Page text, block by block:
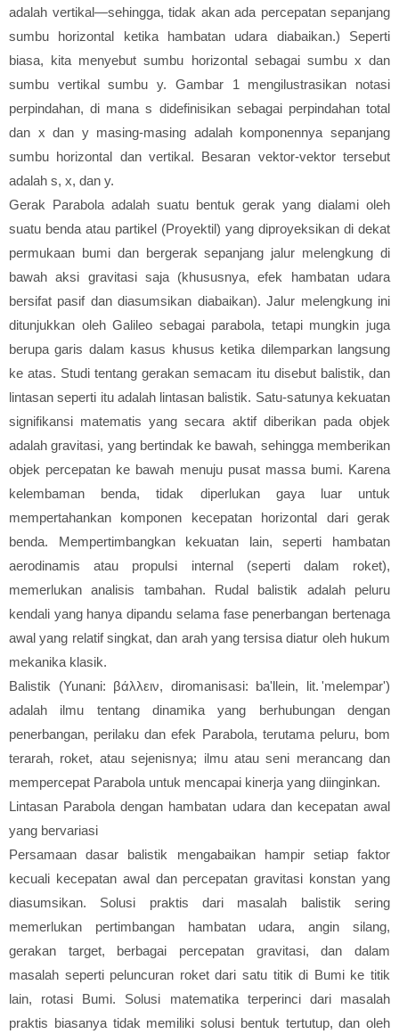
adalah vertikal—sehingga, tidak akan ada percepatan sepanjang
sumbu horizontal ketika hambatan udara diabaikan.) Seperti
biasa, kita menyebut sumbu horizontal sebagai sumbu x dan
sumbu vertikal sumbu y. Gambar 1 mengilustrasikan notasi
perpindahan, di mana s didefinisikan sebagai perpindahan total
dan x dan y masing-masing adalah komponennya sepanjang
sumbu horizontal dan vertikal. Besaran vektor-vektor tersebut
adalah s, x, dan y.
Gerak Parabola adalah suatu bentuk gerak yang dialami oleh
suatu benda atau partikel (Proyektil) yang diproyeksikan di dekat
permukaan bumi dan bergerak sepanjang jalur melengkung di
bawah aksi gravitasi saja (khususnya, efek hambatan udara
bersifat pasif dan diasumsikan diabaikan). Jalur melengkung ini
ditunjukkan oleh Galileo sebagai parabola, tetapi mungkin juga
berupa garis dalam kasus khusus ketika dilemparkan langsung
ke atas. Studi tentang gerakan semacam itu disebut balistik, dan
lintasan seperti itu adalah lintasan balistik. Satu-satunya kekuatan
signifikansi matematis yang secara aktif diberikan pada objek
adalah gravitasi, yang bertindak ke bawah, sehingga memberikan
objek percepatan ke bawah menuju pusat massa bumi. Karena
kelembaman benda, tidak diperlukan gaya luar untuk
mempertahankan komponen kecepatan horizontal dari gerak
benda. Mempertimbangkan kekuatan lain, seperti hambatan
aerodinamis atau propulsi internal (seperti dalam roket),
memerlukan analisis tambahan. Rudal balistik adalah peluru
kendali yang hanya dipandu selama fase penerbangan bertenaga
awal yang relatif singkat, dan arah yang tersisa diatur oleh hukum
mekanika klasik.
Balistik (Yunani: βάλλειν, diromanisasi: ba'llein, lit. 'melempar')
adalah ilmu tentang dinamika yang berhubungan dengan
penerbangan, perilaku dan efek Parabola, terutama peluru, bom
terarah, roket, atau sejenisnya; ilmu atau seni merancang dan
mempercepat Parabola untuk mencapai kinerja yang diinginkan.
Lintasan Parabola dengan hambatan udara dan kecepatan awal
yang bervariasi
Persamaan dasar balistik mengabaikan hampir setiap faktor
kecuali kecepatan awal dan percepatan gravitasi konstan yang
diasumsikan. Solusi praktis dari masalah balistik sering
memerlukan pertimbangan hambatan udara, angin silang,
gerakan target, berbagai percepatan gravitasi, dan dalam
masalah seperti peluncuran roket dari satu titik di Bumi ke titik
lain, rotasi Bumi. Solusi matematika terperinci dari masalah
praktis biasanya tidak memiliki solusi bentuk tertutup, dan oleh